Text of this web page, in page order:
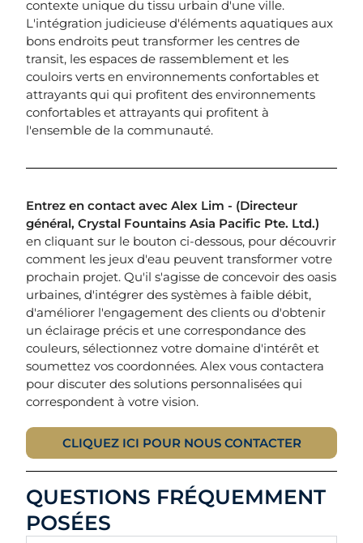
contexte unique du tissu urbain d'une ville.
L'intégration judicieuse d'éléments aquatiques aux
bons endroits peut transformer les centres de
transit, les espaces de rassemblement et les
couloirs verts en environnements confortables et
attrayants quiqui profitent des environnements
confortables et attrayants qui profitent à
l'ensemble de la communauté.
Entrez en contact avec Alex Lim - (Directeur
général, Crystal Fountains Asia Pacific Pte. Ltd.)
en cliquant sur le bouton ci-dessous, pour découvrir
comment les jeux d'eau peuvent transformer votre
prochain projet. Qu'il s'agisse de concevoir des oasis
urbaines, d'intégrer des systèmes à faible débit,
d'améliorer l'engagement des clients ou d'obtenir
un éclairage précis et une correspondance des
couleurs, sélectionnez votre domaine d'intérêt et
soumettez vos coordonnées. Alex vous contactera
pour discuter des solutions personnalisées qui
correspondent à votre vision.
CLIQUEZ ICI POUR NOUS CONTACTER
QUESTIONS FRÉQUEMMENT
POSÉES